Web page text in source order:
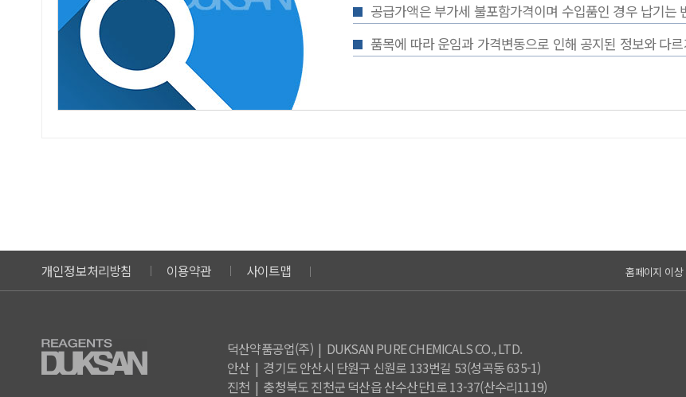
공급가액은 부가세 불포함가격이며 수입품인 경우 납기는
품목에 따라 운임과 가격변동으로 인해 공지된 정보와 다
개인정보처리방침 이용약관 사이트맵 홈페이지 이
덕산약품공업(주) | DUKSAN PURE CHEMICALS CO., LTD.
안산 | 경기도 안산시 단원구 신원로 133번길 53(성곡동 635-1)
진천 | 충청북도 진천군 덕산읍 산수산단1로 13-37(산수리1119)